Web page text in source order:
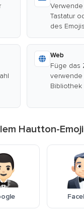
Tastatur
des
Web
Füge das
verwende
Bibliothek
Hautton-